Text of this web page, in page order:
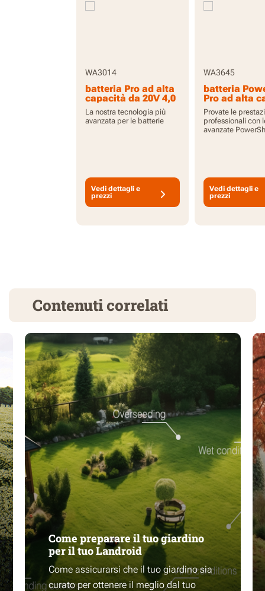
WA3014
batteria Pro ad alta
capacità da 20V 4,0
Ah con indicatore
La nostra tecnologia più
avanzata per le batterie
Vedi dettagli e
prezzi
WA3645
batteria
Pro ad alta
da 20V 5,0
indicatore
Provate le
professionali con
avanzate
Vedi dettagli e
prezzi
Contenuti correlati
Come preparare il tuo giardino
per il tuo Landroid
Come assicurarsi che il tuo giardino sia
curato per ottenere il meglio dal tuo